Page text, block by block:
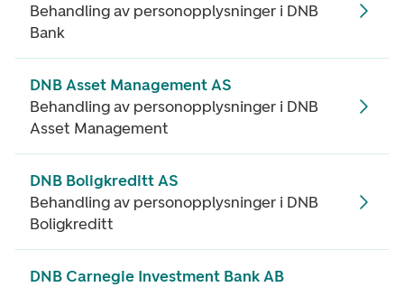
Behandling av personopplysninger i DNB
Bank
DNB Asset Management AS
Behandling av personopplysninger i DNB
Asset Management
DNB Boligkreditt AS
Behandling av personopplysninger i DNB
Boligkreditt
DNB Carnegie Investment Bank AB